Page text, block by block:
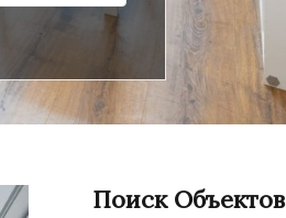
Поиск Объектов